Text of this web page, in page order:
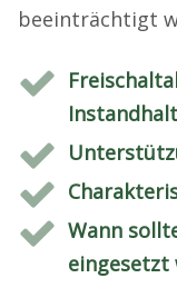
beeinträchtigt
Wann
eingesetzt